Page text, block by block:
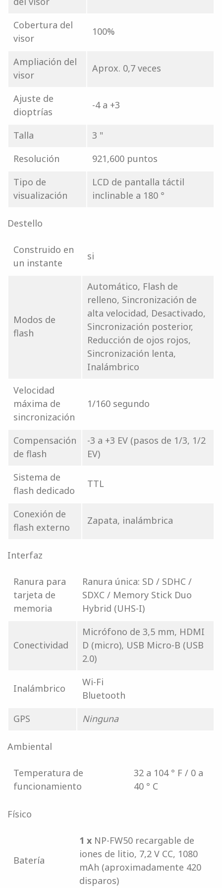
Cobertura del
visor
100%
Ampliación del
visor
Aprox. 0,7 veces
Ajuste de
dioptrías
-4 a +3
Talla
3 "
Resolución
921,600 puntos
Tipo de
visualización
LCD de pantalla táctil
inclinable a 180 °
Destello
Construido en
un instante
si
Modos de
flash
Automático, Flash de
relleno, Sincronización de
alta velocidad, Desactivado,
Sincronización posterior,
Reducción de ojos rojos,
Sincronización lenta,
Inalámbrico
Velocidad
máxima de
sincronización
1/160 segundo
Compensación
de flash
-3 a +3 EV (pasos de 1/3, 1/2
EV)
Sistema de
flash dedicado
TTL
Conexión de
flash externo
Zapata, inalámbrica
Interfaz
Ranura para
tarjeta de
memoria
Ranura única: SD / SDHC /
SDXC / Memory Stick Duo
Hybrid (UHS-I)
Conectividad
Micrófono de 3,5 mm, HDMI
D (micro), USB Micro-B (USB
2.0)
Inalámbrico
Wi-Fi
Bluetooth
GPS
Ninguna
Ambiental
Temperatura de
funcionamiento
32 a 104 ° F / 0 a
40 ° C
Físico
Batería
1 x NP-FW50 recargable de
iones de litio, 7,2 V CC, 1080
mAh (aproximadamente 420
disparos)